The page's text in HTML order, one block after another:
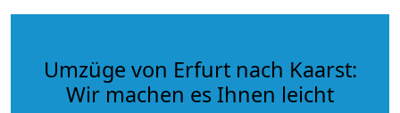
Umzüge von Erfurt nach Kaarst:
Wir machen es Ihnen leicht